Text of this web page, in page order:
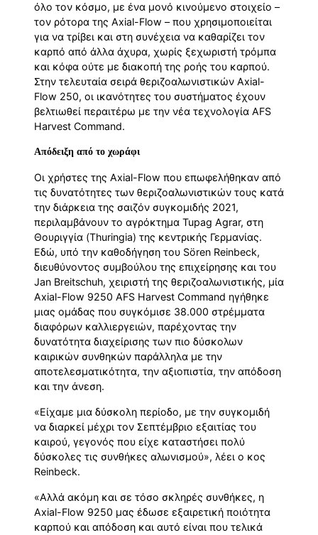
όλο τον κόσμο, με ένα μονό κινούμενο στοιχείο –
τον ρότορα της Axial-Flow – που χρησιμοποιείται
για να τρίβει και στη συνέχεια να καθαρίζει τον
καρπό από άλλα άχυρα, χωρίς ξεχωριστή τρόμπα
και κόφα ούτε με διακοπή της ροής του καρπού.
Στην τελευταία σειρά θεριζοαλωνιστικών Axial-
Flow 250, οι ικανότητες του συστήματος έχουν
βελτιωθεί περαιτέρω με την νέα τεχνολογία AFS
Harvest Command.
Απόδειξη από το χωράφι
Οι χρήστες της Axial-Flow που επωφελήθηκαν από
τις δυνατότητες των θεριζοαλωνιστικών τους κατά
την διάρκεια της σαιζόν συγκομιδής 2021,
περιλαμβάνουν το αγρόκτημα Tupag Agrar, στη
Θουριγγία (Thuringia) της κεντρικής Γερμανίας.
Εδώ, υπό την καθοδήγηση του Sören Reinbeck,
διευθύνοντος συμβούλου της επιχείρησης και του
Jan Breitschuh, χειριστή της θεριζοαλωνιστικής, μία
Axial-Flow 9250 AFS Harvest Command ηγήθηκε
μιας ομάδας που συγκόμισε 38.000 στρέμματα
διαφόρων καλλιεργειών, παρέχοντας την
δυνατότητα διαχείρισης των πιο δύσκολων
καιρικών συνθηκών παράλληλα με την
αποτελεσματικότητα, την αξιοπιστία, την απόδοση
και την άνεση.
«Είχαμε μια δύσκολη περίοδο, με την συγκομιδή
να διαρκεί μέχρι τον Σεπτέμβριο εξαιτίας του
καιρού, γεγονός που είχε καταστήσει πολύ
δύσκολες τις συνθήκες αλωνισμού», λέει ο κος
Reinbeck.
«Αλλά ακόμη και σε τόσο σκληρές συνθήκες, η
Axial-Flow 9250 μας έδωσε εξαιρετική ποιότητα
καρπού και απόδοση και αυτό είναι που τελικά